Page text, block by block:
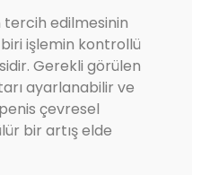
tercih edilmesinin
işlemin kontrollü
Gerekli görülen
ayarlanabilir ve
çevresel
bir artış elde